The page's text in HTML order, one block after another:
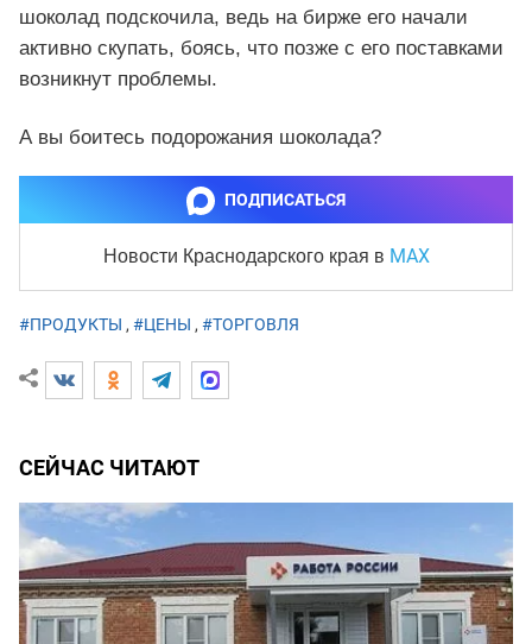
шоколад подскочила, ведь на бирже его начали
активно скупать, боясь, что позже с его поставками
возникнут проблемы.
А вы боитесь подорожания шоколада?
ПОДПИСАТЬСЯ
Новости Краснодарского края в MAX
#ПРОДУКТЫ , #ЦЕНЫ , #ТОРГОВЛЯ
СЕЙЧАС ЧИТАЮТ